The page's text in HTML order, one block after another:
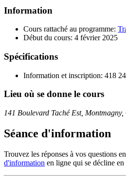
Information
Cours rattaché au programme:
Début du cours: 4 février 2025
Spécifications
Information et inscription: 418
Lieu où se donne le cours
141 Boulevard Taché Est,
Séance d'information
Trouvez les réponses à vos questions
d'information en ligne qui se décline